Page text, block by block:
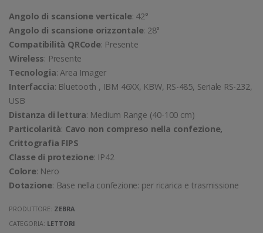
Angolo di scansione verticale: 42°
Angolo di scansione orizzontale: 28°
Compatibilità QRCode: Presente
Wireless: Presente
Tecnologia: Area Imager
Interfaccia: Bluetooth , IBM 46XX, KBW, RS-485, Seriale RS-232,
USB
Distanza di lettura: Medium Range (40-100 cm)
Particolarità: Cavo non compreso nella confezione,
Crittografia FIPS
Classe di protezione: IP42
Colore: Nero
Dotazione: Base nella confezione: per ricarica e trasmissione
PRODUTTORE: ZEBRA
CATEGORIA: LETTORI